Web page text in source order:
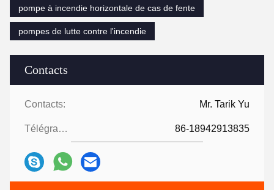
Contacts
Contacts: Mr. Tarik Yu
Télégramme: 86-18942913835
pompe à incendie horizontale de cas de fente
pompes de lutte contre l'incendie